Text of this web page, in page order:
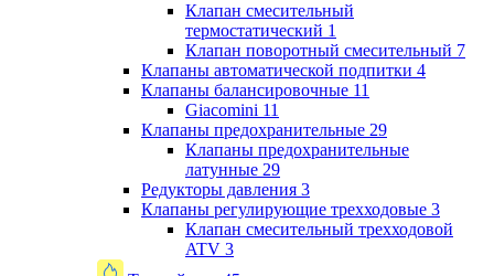
Клапан cмесительный
термостатический 1
Клапан поворотный cмесительный 7
Клапаны автоматической подпитки 4
Клапаны балансировочные 11
Giacomini 11
Клапаны предохранительные 29
Клапаны предохранительные
латунные 29
Редукторы давления 3
Клапаны регулирующие трехходовые 3
Клапан смесительный трехходовой
ATV 3